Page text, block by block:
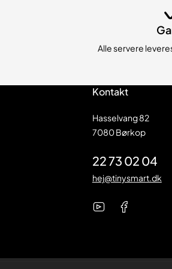
Alle servere
Kontakt
Hasselvang 82
7080 Børkop
22 73 02 04
hej@tinysmart.dk